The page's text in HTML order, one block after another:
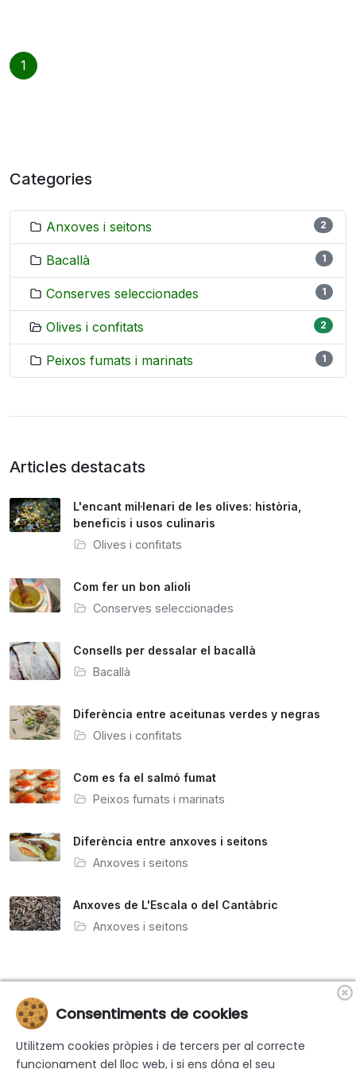
1
Categories
Anxoves i seitons 2
Bacallà 1
Conserves seleccionades 1
Olives i confitats 2
Peixos fumats i marinats 1
Articles destacats
L'encant mil·lenari de les olives: història,
beneficis i usos culinaris
Olives i confitats
Com fer un bon alioli
Conserves seleccionades
Consells per dessalar el bacallà
Bacallà
Diferència entre aceitunas verdes y negras
Olives i confitats
Com es fa el salmó fumat
Peixos fumats i marinats
Diferència entre anxoves i seitons
Anxoves i seitons
Anxoves de L'Escala o del Cantàbric
Anxoves i seitons
«Finançat per la Unió Europea-Next Generation EU»
Consentiments de cookies
Utilitzem cookies pròpies i de tercers per al correcte
funcionament del lloc web, i si ens dóna el seu